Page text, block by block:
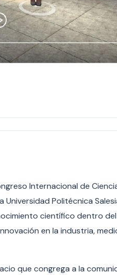
Internacional de
Universidad Politécnica
científico dentro
en la industria,
que congrega a la